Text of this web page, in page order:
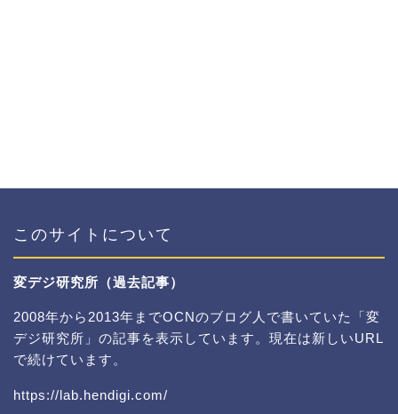
このサイトについて
変デジ研究所（過去記事）
2008年から2013年までOCNのブログ人で書いていた「変
デジ研究所」の記事を表示しています。現在は新しいURL
で続けています。
https://lab.hendigi.com/